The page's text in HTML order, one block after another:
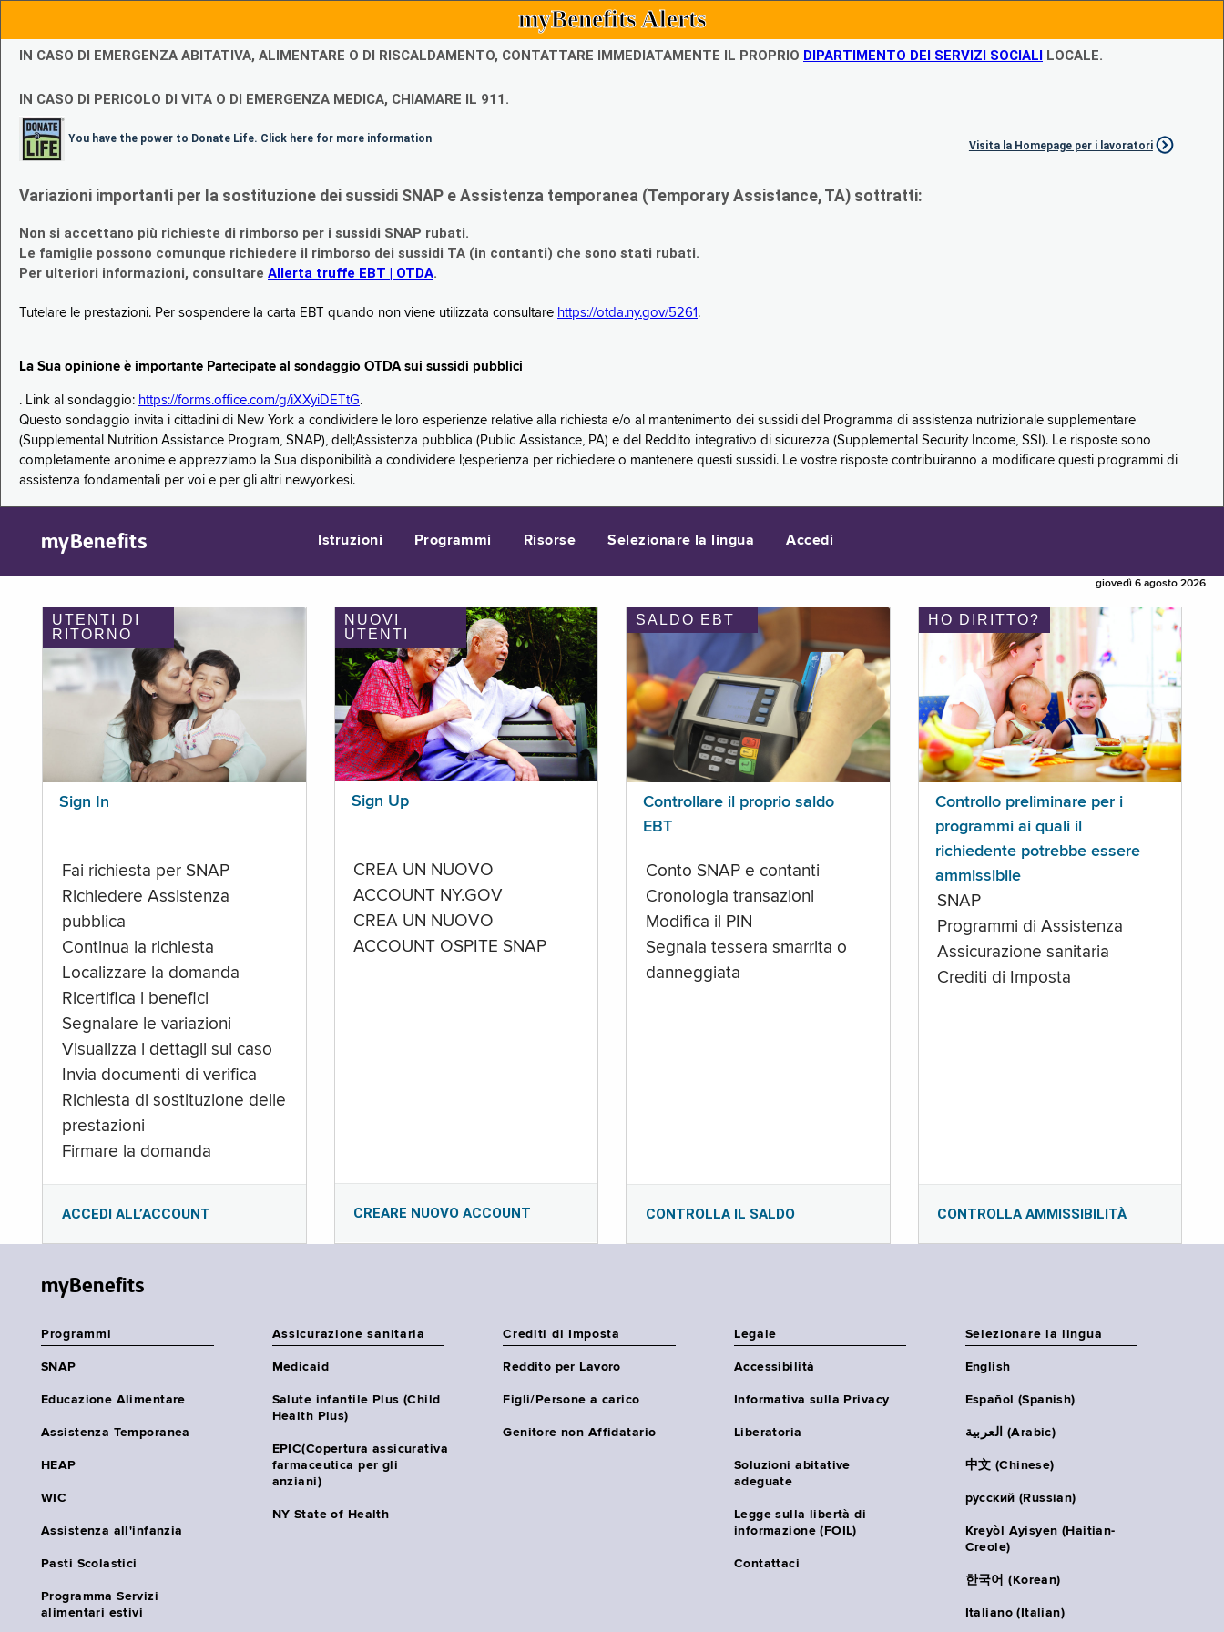
myBenefits Alerts
IN CASO DI EMERGENZA ABITATIVA, ALIMENTARE O DI RISCALDAMENTO, CONTATTARE IMMEDIATAMENTE IL PROPRIO DIPARTIMENTO DEI SERVIZI SOCIALI LOCALE.
IN CASO DI PERICOLO DI VITA O DI EMERGENZA MEDICA, CHIAMARE IL 911.
You have the power to Donate Life. Click here for more information
Visita la Homepage per i lavoratori
Variazioni importanti per la sostituzione dei sussidi SNAP e Assistenza temporanea (Temporary Assistance, TA) sottratti:
Non si accettano più richieste di rimborso per i sussidi SNAP rubati.
Le famiglie possono comunque richiedere il rimborso dei sussidi TA (in contanti) che sono stati rubati.
Per ulteriori informazioni, consultare Allerta truffe EBT | OTDA.
Tutelare le prestazioni. Per sospendere la carta EBT quando non viene utilizzata consultare https://otda.ny.gov/5261 .
La Sua opinione è importante Partecipate al sondaggio OTDA sui sussidi pubblici
. Link al sondaggio: https://forms.office.com/g/iXXyiDETtG.
Questo sondaggio invita i cittadini di New York a condividere le loro esperienze relative alla richiesta e/o al mantenimento dei sussidi del Programma di assistenza nutrizionale supplementare
(Supplemental Nutrition Assistance Program, SNAP), dell;Assistenza pubblica (Public Assistance, PA) e del Reddito integrativo di sicurezza (Supplemental Security Income, SSI). Le risposte sono
completamente anonime e apprezziamo la Sua disponibilità a condividere l;esperienza per richiedere o mantenere questi sussidi. Le vostre risposte contribuiranno a modificare questi programmi di
assistenza fondamentali per voi e per gli altri newyorkesi.
myBenefits Istruzioni Programmi Risorse Selezionare la lingua Accedi
giovedì 6 agosto 2026
UTENTI DI
RITORNO
Sign In
Fai richiesta per SNAP
Richiedere Assistenza
pubblica
Continua la richiesta
Localizzare la domanda
Ricertifica i benefici
Segnalare le variazioni
Visualizza i dettagli sul caso
Invia documenti di verifica
Richiesta di sostituzione delle
prestazioni
Firmare la domanda
ACCEDI ALL’ACCOUNT
NUOVI
UTENTI
Sign Up
CREA UN NUOVO
ACCOUNT NY.GOV
CREA UN NUOVO
ACCOUNT OSPITE SNAP
CREARE NUOVO ACCOUNT
SALDO EBT
Controllare il proprio saldo
EBT
Conto SNAP e contanti
Cronologia transazioni
Modifica il PIN
Segnala tessera smarrita o
danneggiata
CONTROLLA IL SALDO
HO DIRITTO?
Controllo preliminare per i
programmi ai quali il
richiedente potrebbe essere
ammissibile
SNAP
Programmi di Assistenza
Assicurazione sanitaria
Crediti di Imposta
CONTROLLA AMMISSIBILITÀ
myBenefits
Programmi
SNAP
Educazione Alimentare
Assistenza Temporanea
HEAP
WIC
Assistenza all'infanzia
Pasti Scolastici
Programma Servizi
alimentari estivi
Assicurazione sanitaria
Medicaid
Salute infantile Plus (Child
Health Plus)
EPIC(Copertura assicurativa
farmaceutica per gli
anziani)
NY State of Health
Crediti di Imposta
Reddito per Lavoro
Figli/Persone a carico
Genitore non Affidatario
Legale
Accessibilità
Informativa sulla Privacy
Liberatoria
Soluzioni abitative
adeguate
Legge sulla libertà di
informazione (FOIL)
Contattaci
Selezionare la lingua
English
Español (Spanish)
العربية (Arabic)
中文 (Chinese)
русский (Russian)
Kreyòl Ayisyen (Haitian-
Creole)
한국어 (Korean)
Italiano (Italian)